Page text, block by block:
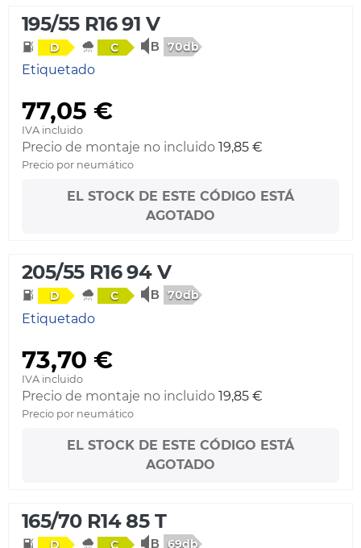
195/55 R16 91 V
D C 70db
Etiquetado
77,05 €
IVA incluido
Precio de montaje no incluido 19,85 €
Precio por neumático
EL STOCK DE ESTE CÓDIGO ESTÁ
AGOTADO
205/55 R16 94 V
D C 70db
Etiquetado
73,70 €
IVA incluido
Precio de montaje no incluido 19,85 €
Precio por neumático
EL STOCK DE ESTE CÓDIGO ESTÁ
AGOTADO
165/70 R14 85 T
D C 69db